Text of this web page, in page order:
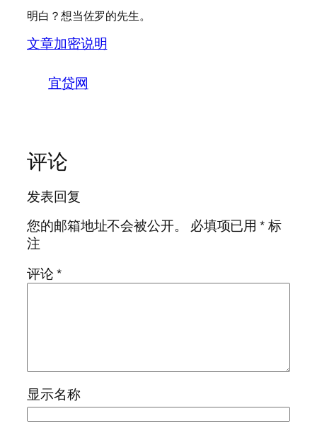
明白？想当佐罗的先生。
文章加密说明
宜贷网
评论
发表回复
您的邮箱地址不会被公开。
必填项已用*标
注
评论*
显示名称